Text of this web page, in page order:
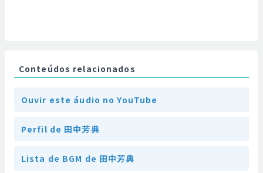
Conteúdos relacionados
Ouvir este áudio no YouTube
Perfil de 田中芳典
Lista de BGM de 田中芳典